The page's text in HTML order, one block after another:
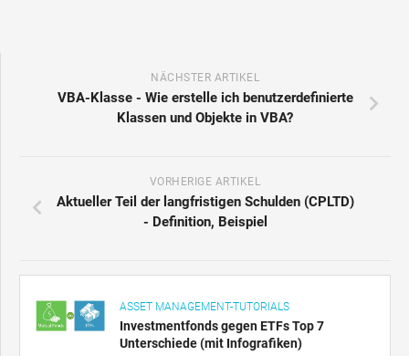
NÄCHSTER ARTIKEL
VBA-Klasse - Wie erstelle ich benutzerdefinierte
Klassen und Objekte in VBA?
VORHERIGE ARTIKEL
Aktueller Teil der langfristigen Schulden (CPLTD)
- Definition, Beispiel
ASSET MANAGEMENT-TUTORIALS
Investmentfonds gegen ETFs Top 7
Unterschiede (mit Infografiken)